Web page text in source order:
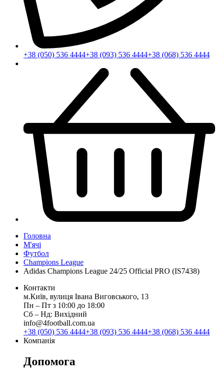
+38 (050) 536 4444+38 (093) 536 4444+38 (068) 536 4444
Головна
М'ячі
Футбол
Champions League
Adidas Champions League 24/25 Official PRO (IS7438)
Контакти
м.Київ, вулиця Івана Виговського, 13
Пн ‒ Пт з 10:00 до 18:00
Сб ‒ Нд: Вихідний
info@4football.com.ua
+38 (050) 536 4444+38 (093) 536 4444+38 (068) 536 4444
Компанія
Допомога